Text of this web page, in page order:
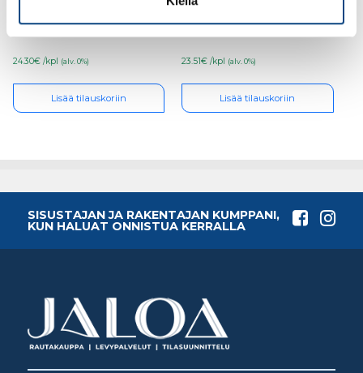
24.30€ /kpl (alv. 0%)
Lisää tilauskoriin
23.51€ /kpl (alv. 0%)
Lisää tilauskoriin
SISUSTAJAN JA RAKENTAJAN KUMPPANI,
KUN HALUAT ONNISTUA KERRALLA